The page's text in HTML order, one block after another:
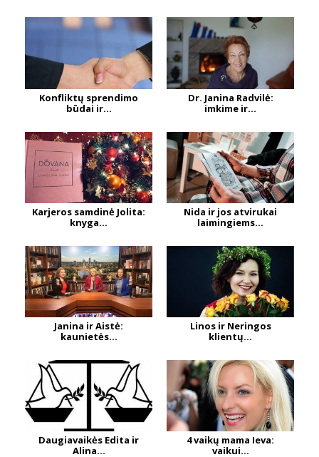
Konfliktų sprendimo
būdai ir...
Dr. Janina Radvilė:
imkime ir...
Karjeros samdinė Jolita:
knyga...
Nida ir jos atvirukai
laimingiems...
Janina ir Aistė:
kaunietės...
Linos ir Neringos
klientų...
Daugiavaikės Edita ir
Alina...
4 vaikų mama Ieva:
vaikui...